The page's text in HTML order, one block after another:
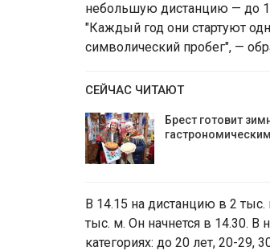
небольшую дистанцию — до 1
"Каждый год они стартуют
символический пробег", —
СЕЙЧАС ЧИТАЮТ
Брест готовит
В 14.15 на дистанцию в 2
тыс. м. Он начнется в 14.30.
категориях: до 20 лет, 20-29,